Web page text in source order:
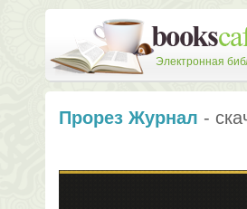
Электронная
Прорез Журнал -